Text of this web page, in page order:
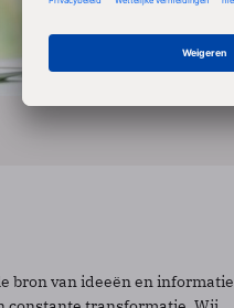
bron van ideeën en informatie